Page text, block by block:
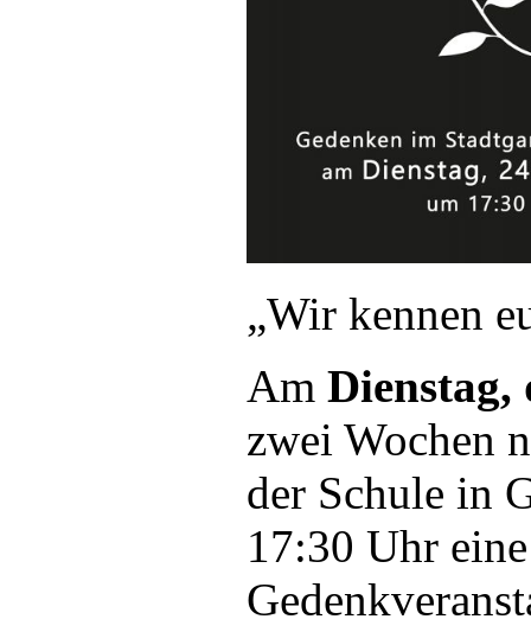
„Wir kennen
Am Dienstag,
zwei Wochen
der Schule in
17:30 Uhr eine